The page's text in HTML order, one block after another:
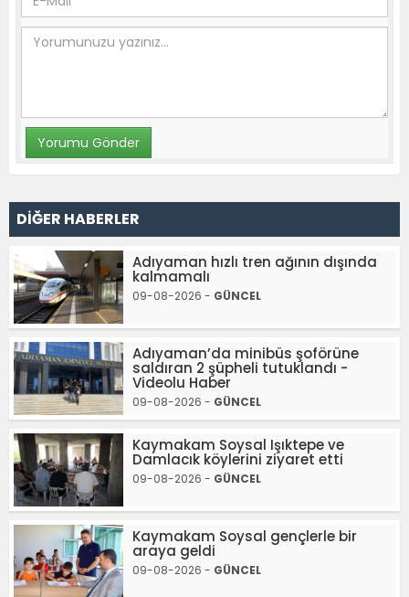
DİĞER HABERLER
Adıyaman hızlı tren ağının dışında
kalmamalı
09-08-2026 - GÜNCEL
Adıyaman’da minibüs şoförüne
saldıran 2 şüpheli tutuklandı -
Videolu Haber
09-08-2026 - GÜNCEL
Kaymakam Soysal Işıktepe ve
Damlacık köylerini ziyaret etti
09-08-2026 - GÜNCEL
Kaymakam Soysal gençlerle bir
araya geldi
09-08-2026 - GÜNCEL